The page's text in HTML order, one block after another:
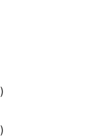
)
)